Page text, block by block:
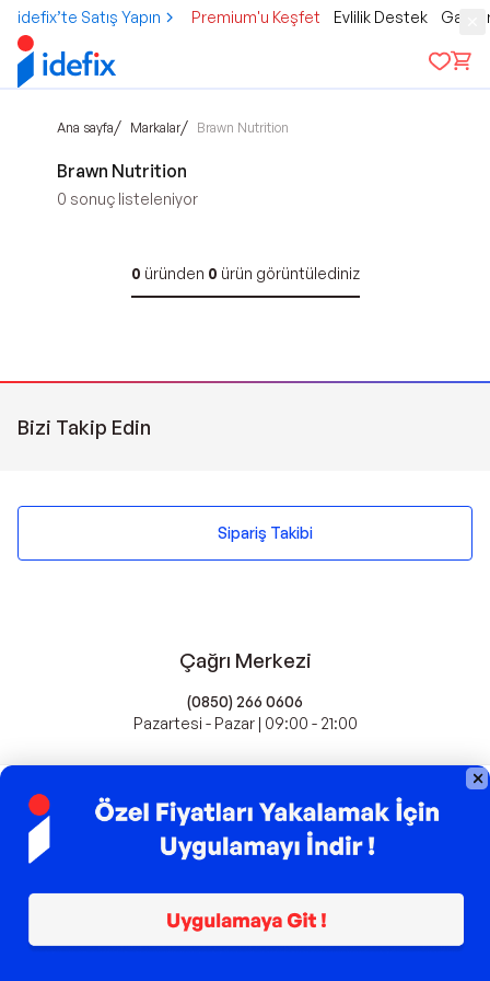
idefix’te Satış Yapın Premium'u Keşfet Evlilik Destek
Ana sayfa/ Markalar/ Brawn Nutrition
Brawn Nutrition
0 sonuç listeleniyor
0 üründen 0 ürün görüntülediniz
Bizi Takip Edin
Popüler Markalar
Farmasi
Xiaomi
Lavazza
Fashcolle
Pro Plan
Sipariş Takibi
Çağrı Merkezi
(0850) 266 0606
Pazartesi - Pazar | 09:00 - 21:00